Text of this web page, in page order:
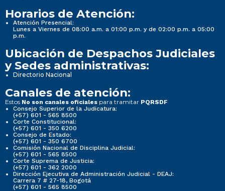
Horarios de Atención:
Atención Presencial:
Lunes a Viernes de 08:00 a.m. a 01:00 p.m. y de 02:00 p.m. a 05:00
p.m.
Ubicación de Despachos Judiciales
y Sedes administrativas:
Directorio Nacional
Canales de atención:
Estos No son canales oficiales para tramitar PQRSDF
Consejo Superior de la Judicatura:
(+57) 601 - 565 8500
Corte Constitucional:
(+57) 601 - 350 6200
Consejo de Estado:
(+57) 601 - 350 6700
Comisión Nacional de Disciplina Judicial:
(+57) 601 - 565 8500
Corte Suprema de Justicia:
(+57) 601 - 362 2000
Dirección Ejecutiva de Administración Judicial - DEAJ:
Carrera 7 # 27-18, Bogotá
(+57) 601 - 565 8500